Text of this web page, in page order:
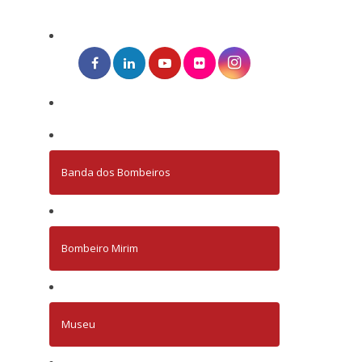
Banda dos Bombeiros
Bombeiro Mirim
Museu